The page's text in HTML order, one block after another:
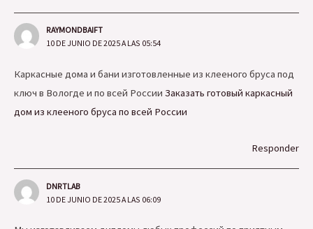
RAYMONDBAIFT
10 DE JUNIO DE 2025 A LAS 05:54
Каркасные дома и бани изготовленные из клееного бруса под
ключ в Вологде и по всей России Заказать готовый каркасный
дом из клееного бруса по всей России
Responder
DNRTLAB
10 DE JUNIO DE 2025 A LAS 06:09